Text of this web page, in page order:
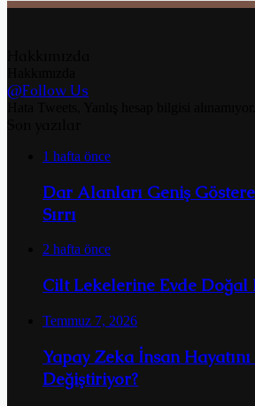
@Follow Us
1 hafta önce
Dar Alanları Geniş
Sırrı
2 hafta önce
Cilt Lekelerine Evde
Temmuz 7, 2026
Yapay Zeka İnsan Hayatını
Değiştiriyor?